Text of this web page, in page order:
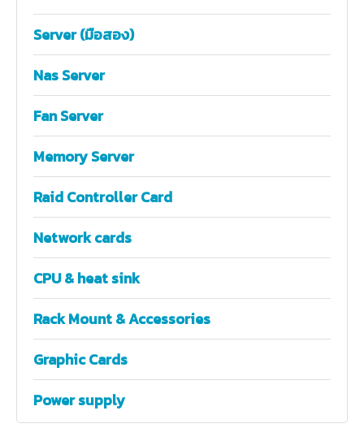
Server (มือสอง)
Nas Server
Fan Server
Memory Server
Raid Controller Card
Network cards
CPU & heat sink
Rack Mount & Accessories
Graphic Cards
Power supply